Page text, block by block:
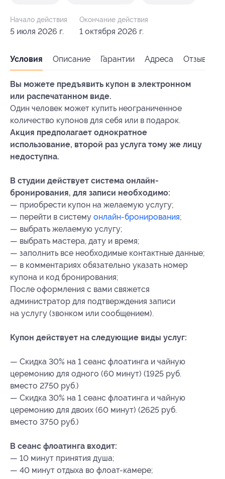
Начало действия
5 июля 2026 г.
Окончание действия
1 октября 2026 г.
Условия Описание Гарантии Адреса Отзывы
Вы можете предъявить купон в электронном
или распечатанном виде.
Один человек может купить неограниченное
количество купонов для себя или в подарок.
Акция предполагает однократное
использование, второй раз услуга тому же лицу
недоступна.
В студии действует система онлайн-
бронирования, для записи необходимо:
— приобрести купон на желаемую услугу;
— перейти в систему онлайн-бронирования;
— выбрать желаемую услугу;
— выбрать мастера, дату и время;
— заполнить все необходимые контактные данные;
— в комментариях обязательно указать номер
купона и код бронирования;
После оформления с вами свяжется
администратор для подтверждения записи
на услугу (звонком или сообщением).
Купон действует на следующие виды услуг:
— Скидка 30% на 1 сеанс флоатинга и чайную
церемонию для одного (60 минут) (1925 руб.
вместо 2750 руб.)
— Скидка 30% на 1 сеанс флоатинга и чайную
церемонию для двоих (60 минут) (2625 руб.
вместо 3750 руб.)
В сеанс флоатинга входит:
— 10 минут принятия душа;
— 40 минут отдыха во флоат-камере;